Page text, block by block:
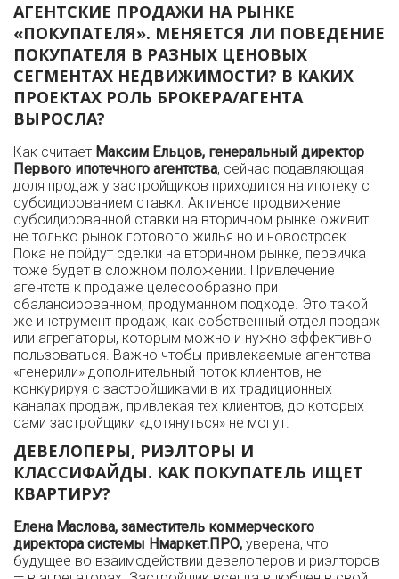
АГЕНТСКИЕ ПРОДАЖИ НА РЫНКЕ
«ПОКУПАТЕЛЯ». МЕНЯЕТСЯ ЛИ ПОВЕДЕНИЕ
ПОКУПАТЕЛЯ В РАЗНЫХ ЦЕНОВЫХ
СЕГМЕНТАХ НЕДВИЖИМОСТИ? В КАКИХ
ПРОЕКТАХ РОЛЬ БРОКЕРА/АГЕНТА
ВЫРОСЛА?
Как считает Максим Ельцов, генеральный директор
Первого ипотечного агентства, сейчас подавляющая
доля продаж у застройщиков приходится на ипотеку с
субсидированием ставки. Активное продвижение
субсидированной ставки на вторичном рынке оживит
не только рынок готового жилья но и новостроек.
Пока не пойдут сделки на вторичном рынке, первичка
тоже будет в сложном положении. Привлечение
агентств к продаже целесообразно при
сбалансированном, продуманном подходе. Это такой
же инструмент продаж, как собственный отдел продаж
или агрегаторы, которым можно и нужно эффективно
пользоваться. Важно чтобы привлекаемые агентства
«генерили» дополнительный поток клиентов, не
конкурируя с застройщиками в их традиционных
каналах продаж, привлекая тех клиентов, до которых
сами застройщики «дотянуться» не могут.
ДЕВЕЛОПЕРЫ, РИЭЛТОРЫ И
КЛАССИФАЙДЫ. КАК ПОКУПАТЕЛЬ ИЩЕТ
КВАРТИРУ?
Елена Маслова, заместитель коммерческого
директора системы Нмаркет.ПРО, уверена, что
будущее во взаимодействии девелоперов и риэлторов